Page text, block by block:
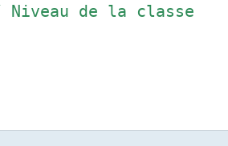
de la classe